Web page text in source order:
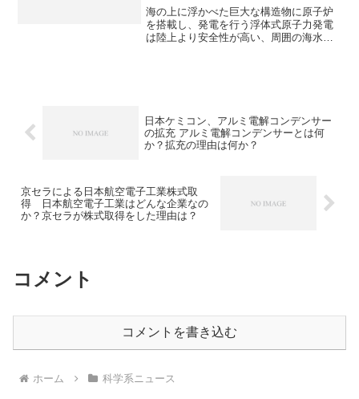
海の上に浮かべた巨大な構造物に原子炉
を搭載し、発電を行う浮体式原子力発電
は陸上より安全性が高い、周囲の海水を
日本ケミコン、アルミ電解コンデンサー
の拡充 アルミ電解コンデンサーとは何
か？拡充の理由は何か？
京セラによる日本航空電子工業株式取
得 日本航空電子工業はどんな企業なの
か？京セラが株式取得をした理由は？
コメント
コメントを書き込む
ホーム 科学系ニュース